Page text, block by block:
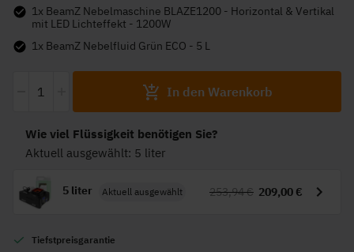
1x BeamZ Nebelmaschine BLAZE1200 - Horizontal & Vertikal
mit LED Lichteffekt - 1200W
1x BeamZ Nebelfluid Grün ECO - 5 L
In den Warenkorb
Wie viel Flüssigkeit benötigen Sie?
Aktuell ausgewählt: 5 liter
5 liter Aktuell ausgewählt 209,00 €
253,94 €
Tiefstpreisgarantie